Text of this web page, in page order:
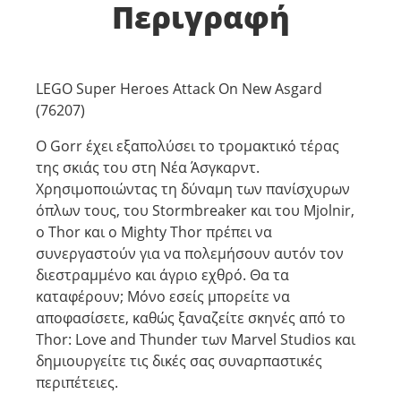
Περιγραφή
LEGO Super Heroes Attack On New Asgard
(76207)
Ο Gorr έχει εξαπολύσει το τρομακτικό τέρας
της σκιάς του στη Νέα Άσγκαρντ.
Χρησιμοποιώντας τη δύναμη των πανίσχυρων
όπλων τους, του Stormbreaker και του Mjolnir,
ο Thor και ο Mighty Thor πρέπει να
συνεργαστούν για να πολεμήσουν αυτόν τον
διεστραμμένο και άγριο εχθρό. Θα τα
καταφέρουν; Μόνο εσείς μπορείτε να
αποφασίσετε, καθώς ξαναζείτε σκηνές από το
Thor: Love and Thunder των Marvel Studios και
δημιουργείτε τις δικές σας συναρπαστικές
περιπέτειες.